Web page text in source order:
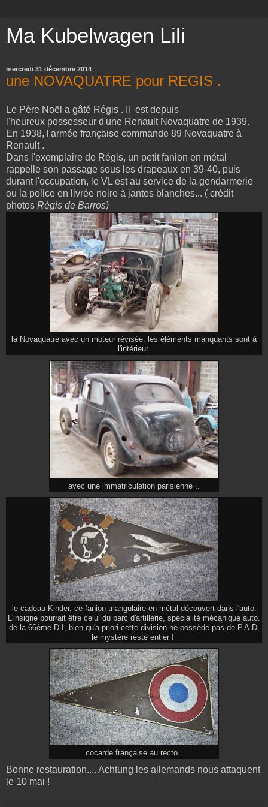
Ma Kubelwagen Lili
mercredi 31 décembre 2014
une NOVAQUATRE pour REGIS .
Le Père Noël a gâté Régis . Il est depuis
l'heureux possesseur d'une Renault Novaquatre de 1939.
En 1938, l'armée française commande 89 Novaquatre à
Renault .
Dans l'exemplaire de Régis, un petit fanion en métal
rappelle son passage sous les drapeaux en 39-40, puis
durant l'occupation, le VL est au service de la gendarmerie
ou la police en livrée noire à jantes blanches... ( crédit
photos Régis de Barros)
la Novaquatre avec un moteur révisée. les éléments manquants sont à
l'intérieur.
avec une immatriculation parisienne ..
le cadeau Kinder, ce fanion triangulaire en métal découvert dans l'auto.
L'insigne pourrait être celui du parc d'artillerie, spécialité mécanique auto.
de la 66ème D.I, bien qu'a priori cette division ne possède pas de P.A.D.
le mystère reste entier !
cocarde française au recto .
Bonne restauration.... Achtung les allemands nous attaquent
le 10 mai !